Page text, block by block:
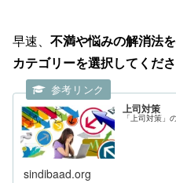
早速、 不満や悩みの解消法
カテゴリーを選択してくだ
上司対策
「上司対策」
sindibaad.org